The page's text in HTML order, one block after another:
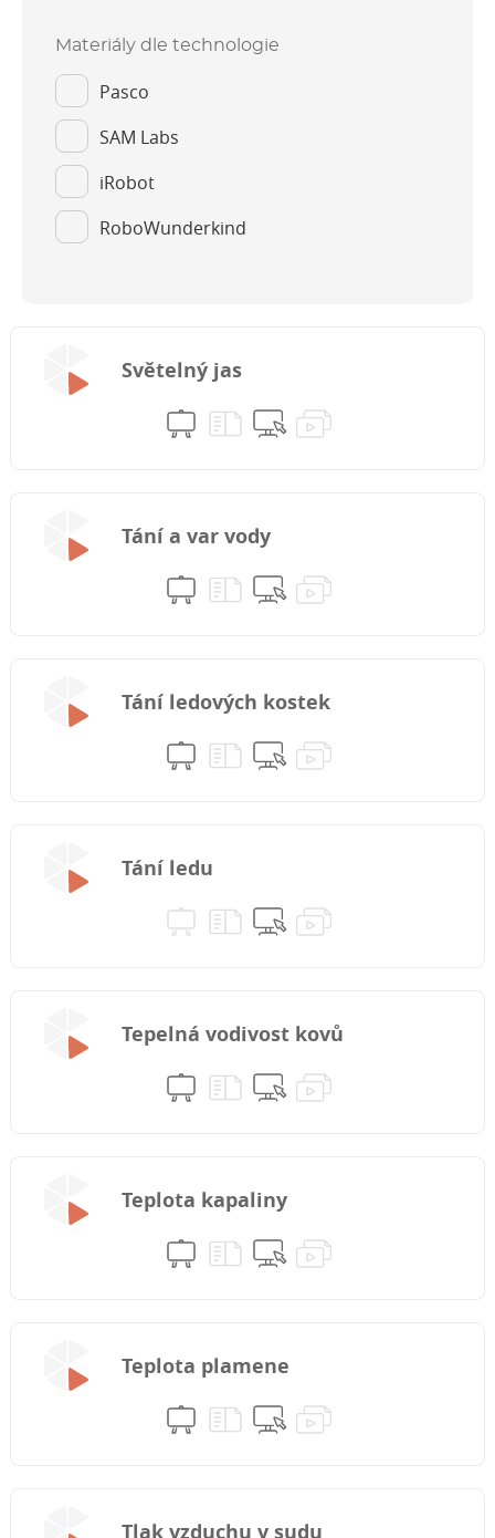
Materiály dle technologie
Pasco
SAM Labs
iRobot
RoboWunderkind
Světelný jas
Tání a var vody
Tání ledových kostek
Tání ledu
Tepelná vodivost kovů
Teplota kapaliny
Teplota plamene
Tlak vzduchu v sudu